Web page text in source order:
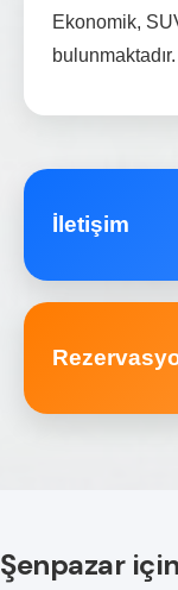
Ekonomik,
bulunmaktadır.
İletişim
Şenpazar